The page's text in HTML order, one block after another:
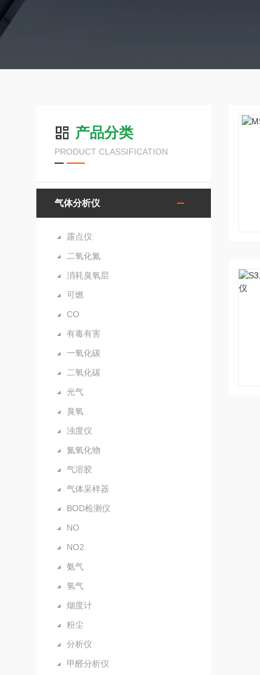
产品分类
PRODUCT CLASSIFICATION
气体分析仪
露点仪
二氧化氮
消耗臭氧层
可燃
CO
有毒有害
一氧化碳
二氧化碳
光气
臭氧
浊度仪
氮氧化物
气溶胶
气体采样器
BOD检测仪
NO
NO2
氨气
氢气
烟度计
粉尘
分析仪
甲醛分析仪